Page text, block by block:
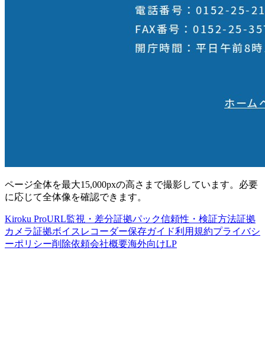
ページ全体を最大15,000pxの高さまで撮影しています。必要
に応じて全体像を確認できます。
Kiroku ProURL監視・差分証拠パック信頼性・検証方法証拠
カメラ証拠ボイスレコーダー保存ガイド利用規約プライバシ
ーポリシー削除依頼会社概要海外向けLP